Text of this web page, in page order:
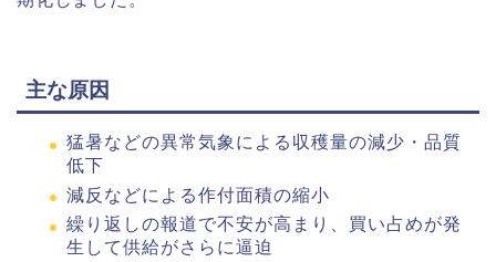
主な原因
猛暑などの異常気象による収穫量の減少・品質
低下
減反などによる作付面積の縮小
繰り返しの報道で不安が高まり、買い占めが発
生して供給がさらに逼迫